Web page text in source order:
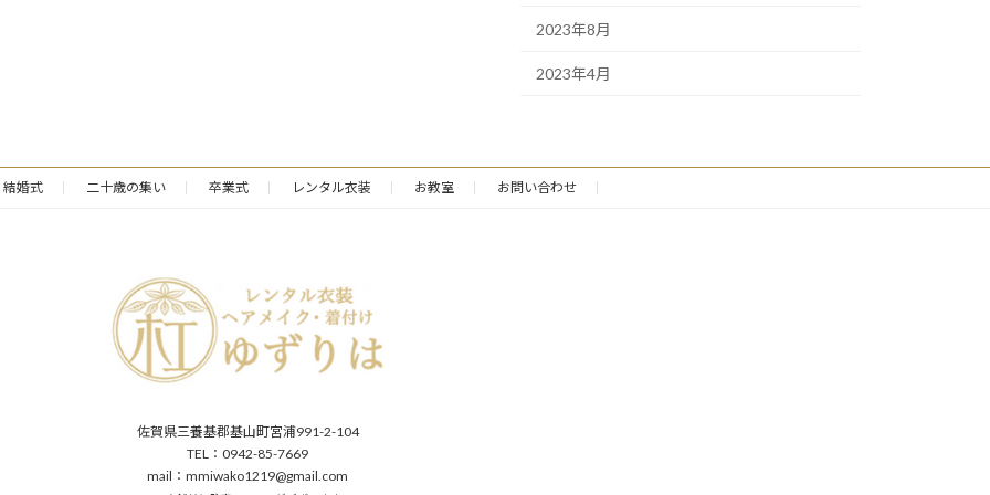
2023年8月
2023年4月
結婚式 二十歳の集い 卒業式 レンタル衣装 お教室 お問い合わせ
佐賀県三養基郡基山町宮浦991-2-104
TEL：0942-85-7669
mail：mmiwako1219@gmail.com